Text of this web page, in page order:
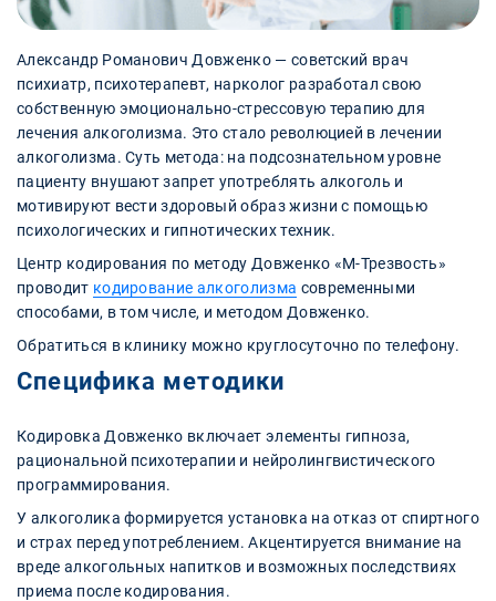
Александр Романович Довженко — советский врач
психиатр, психотерапевт, нарколог разработал свою
собственную эмоционально-стрессовую терапию для
лечения алкоголизма. Это стало революцией в лечении
алкоголизма. Суть метода: на подсознательном уровне
пациенту внушают запрет употреблять алкоголь и
мотивируют вести здоровый образ жизни с помощью
психологических и гипнотических техник.
Центр кодирования по методу Довженко «М-Трезвость»
проводит кодирование алкоголизма современными
способами, в том числе, и методом Довженко.
Обратиться в клинику можно круглосуточно по телефону.
Специфика методики
Кодировка Довженко включает элементы гипноза,
рациональной психотерапии и нейролингвистического
программирования.
У алкоголика формируется установка на отказ от спиртного
и страх перед употреблением. Акцентируется внимание на
вреде алкогольных напитков и возможных последствиях
приема после кодирования.